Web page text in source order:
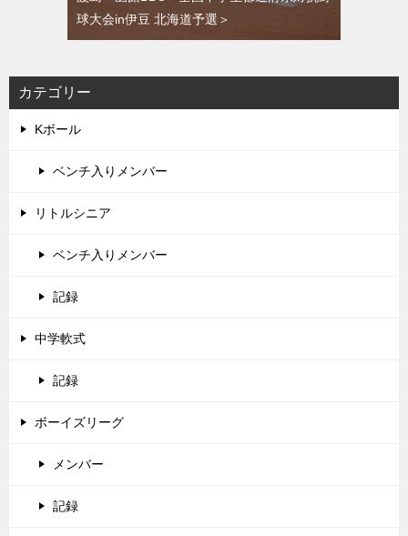
球大会in伊豆 北海道予選＞
カテゴリー
Kボール
ベンチ入りメンバー
リトルシニア
ベンチ入りメンバー
記録
中学軟式
記録
ボーイズリーグ
メンバー
記録